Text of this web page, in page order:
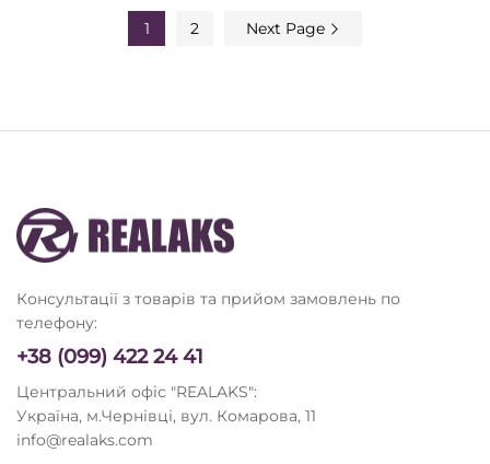
1 2 Next Page
Консультації з товарів та прийом замовлень по
телефону:
+38 (099) 422 24 41
Центральний офіс "REALAKS":
Україна, м.Чернівці, вул. Комарова, 11
info@realaks.com